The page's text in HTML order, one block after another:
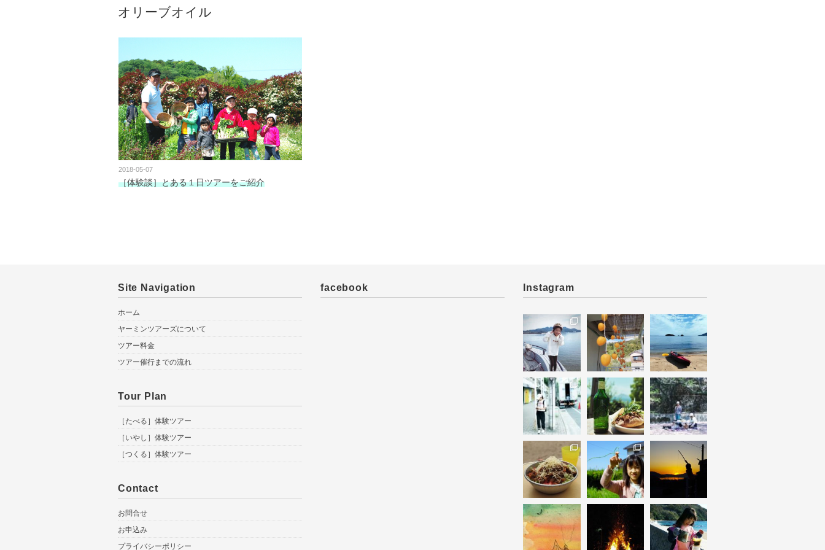
オリーブオイル
2018-05-07
［体験談］とある１日ツアーをご紹介
Site Navigation
ホーム
ヤーミンツアーズについて
ツアー料金
ツアー催行までの流れ
Tour Plan
［たべる］体験ツアー
［いやし］体験ツアー
［つくる］体験ツアー
Contact
お問合せ
お申込み
プライバシーポリシー
facebook Instagram